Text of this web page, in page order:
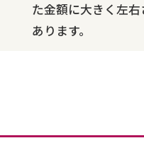
た金額に大きく左
あります。